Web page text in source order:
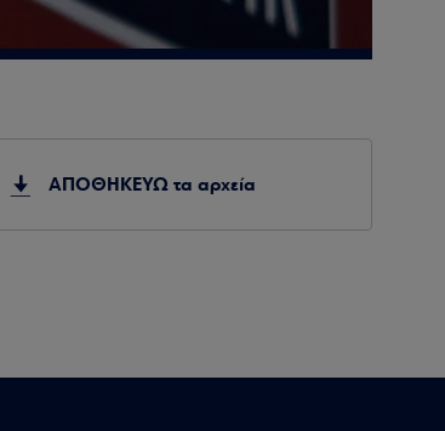
ΑΠΟΘΗΚΕΥΩ τα αρχεία